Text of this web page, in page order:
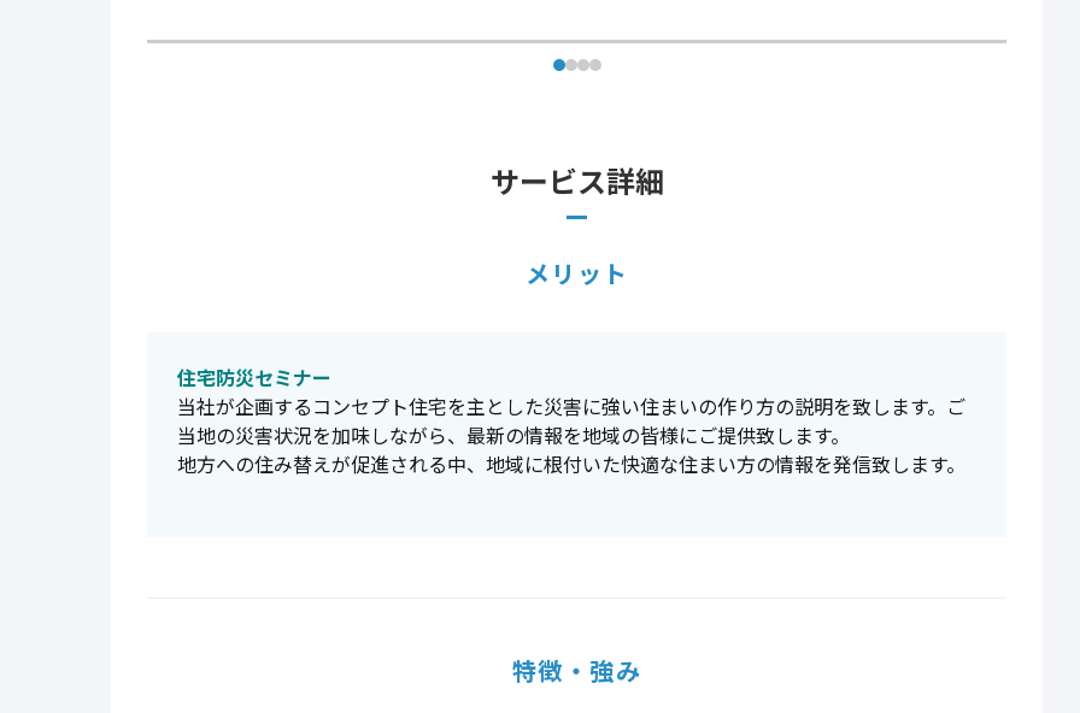
サービス詳細
メリット
住宅防災セミナー
当社が企画するコンセプト住宅を主とした災害に強い住まいの作り方の説明を致します。ご
当地の災害状況を加味しながら、最新の情報を地域の皆様にご提供致します。
地方への住み替えが促進される中、地域に根付いた快適な住まい方の情報を発信致します。
特徴・強み